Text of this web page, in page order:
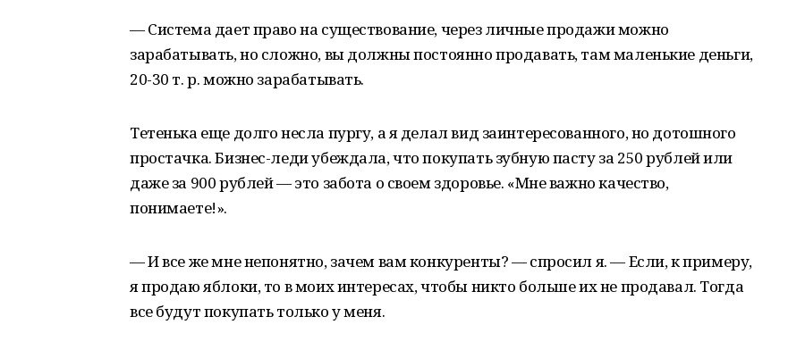
— Система дает право на существование, через личные продажи можно
зарабатывать, но сложно, вы должны постоянно продавать, там маленькие деньги,
20-30 т. р. можно зарабатывать.
Тетенька еще долго несла пургу, а я делал вид заинтересованного, но дотошного
простачка. Бизнес-леди убеждала, что покупать зубную пасту за 250 рублей или
даже за 900 рублей — это забота о своем здоровье. «Мне важно качество,
понимаете!».
— И все же мне непонятно, зачем вам конкуренты? — спросил я. — Если, к примеру,
я продаю яблоки, то в моих интересах, чтобы никто больше их не продавал. Тогда
все будут покупать только у меня.